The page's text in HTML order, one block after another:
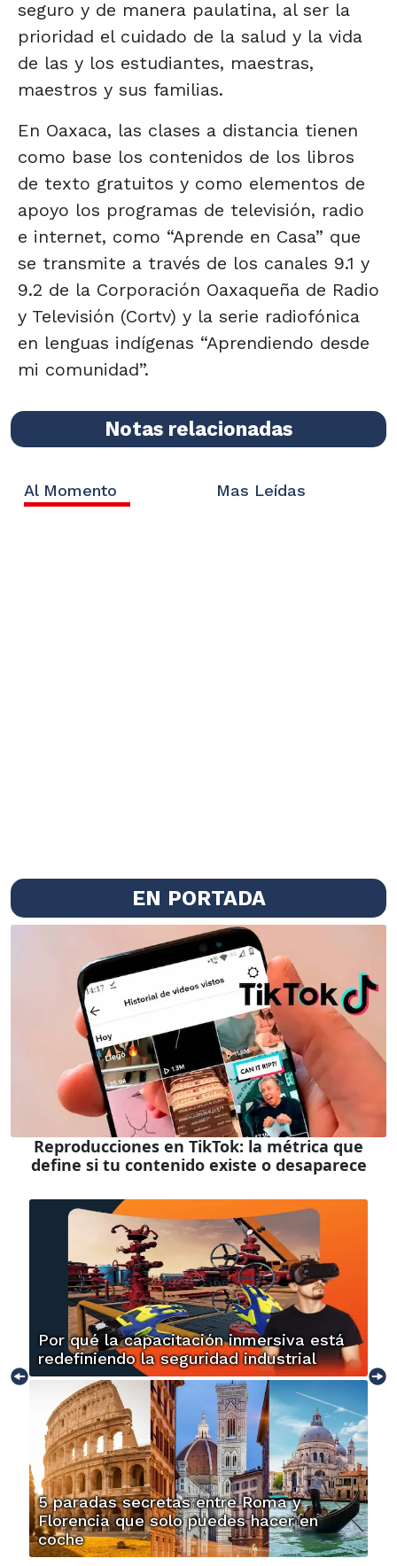
seguro y de manera paulatina, al ser la
prioridad el cuidado de la salud y la vida
de las y los estudiantes, maestras,
maestros y sus familias.
En Oaxaca, las clases a distancia tienen
como base los contenidos de los libros
de texto gratuitos y como elementos de
apoyo los programas de televisión, radio
e internet, como “Aprende en Casa” que
se transmite a través de los canales 9.1 y
9.2 de la Corporación Oaxaqueña de Radio
y Televisión (Cortv) y la serie radiofónica
en lenguas indígenas “Aprendiendo desde
mi comunidad”.
Notas relacionadas
Al Momento Mas Leídas
EN PORTADA
Reproducciones en TikTok: la métrica que
define si tu contenido existe o desaparece
Por qué la capacitación inmersiva está
redefiniendo la seguridad industrial
5 paradas secretas entre Roma y
Florencia que solo puedes hacer en
coche